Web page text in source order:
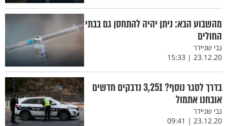
מהשבוע הבא: ניתן יהיה להתחסן גם בבתי
החולים
גבי שניידר
23.12.20 | 15:33
בדרך לסגר נוסף? 3,251 נדבקים חדשים
אובחנו אתמול
גבי שניידר
23.12.20 | 09:41